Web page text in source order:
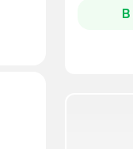
В